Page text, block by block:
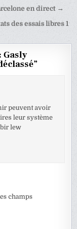
en direct →
des essais libres 1
Gasly
”
peuvent avoir
leur système
lew
champs